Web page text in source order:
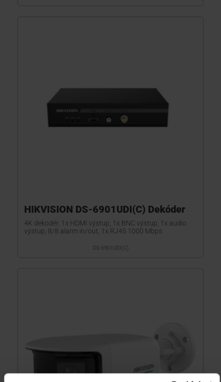
HIKVISION DS-6901UDI(C) Dekóder
4K dekodér, 1x HDMI výstup, 1x BNC výstup, 1x audio
výstup, 8/8 alarm in/out, 1x RJ45 1000 Mbps
DS-6901UDI(C)